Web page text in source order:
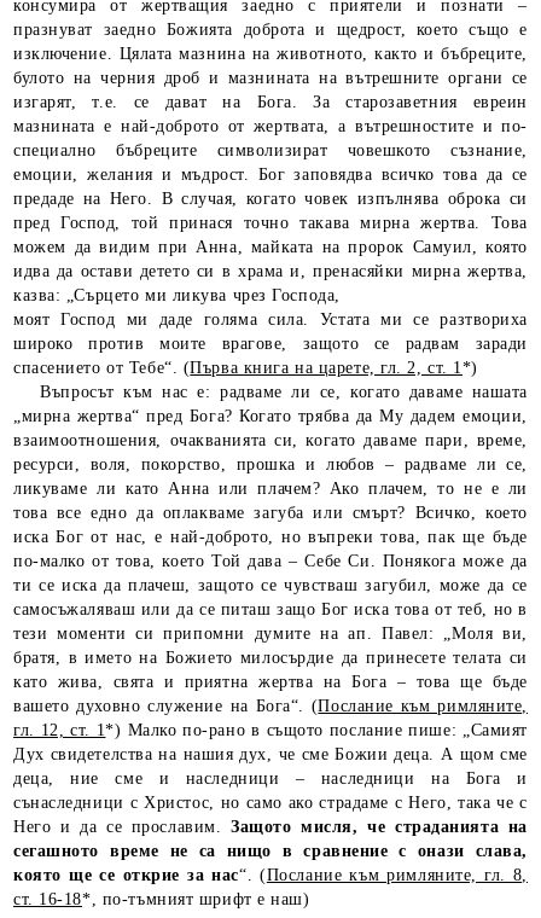
консумира от жертващия заедно с приятели и познати –
празнуват заедно Божията доброта и щедрост, което също е
изключение. Цялата мазнина на животното, както и бъбреците,
булото на черния дроб и мазнината на вътрешните органи се
изгарят, т.е. се дават на Бога. За старозаветния евреин
мазнината е най-доброто от жертвата, а вътрешностите и по-
специално бъбреците символизират човешкото съзнание,
емоции, желания и мъдрост. Бог заповядва всичко това да се
предаде на Него. В случая, когато човек изпълнява оброка си
пред Господ, той принася точно такава мирна жертва. Това
можем да видим при Анна, майката на пророк Самуил, която
идва да остави детето си в храма и, пренасяйки мирна жертва,
казва: „Сърцето ми ликува чрез Господа,
моят Господ ми даде голяма сила. Устата ми се разтвориха
широко против моите врагове, защото се радвам заради
спасението от Тебе“. (Първа книга на царете, гл. 2, ст. 1 *)
Въпросът към нас е: радваме ли се, когато даваме нашата
„мирна жертва“ пред Бога? Когато трябва да Му дадем емоции,
взаимоотношения, очакванията си, когато даваме пари, време,
ресурси, воля, покорство, прошка и любов – радваме ли се,
ликуваме ли като Анна или плачем? Ако плачем, то не е ли
това все едно да оплакваме загуба или смърт? Всичко, което
иска Бог от нас, е най-доброто, но въпреки това, пак ще бъде
по-малко от това, което Той дава – Себе Си. Понякога може да
ти се иска да плачеш, защото се чувстваш загубил, може да се
самосъжаляваш или да се питаш защо Бог иска това от теб, но в
тези моменти си припомни думите на ап. Павел: „Моля ви,
братя, в името на Божието милосърдие да принесете телата си
като жива, свята и приятна жертва на Бога – това ще бъде
вашето духовно служение на Бога“. (Послание към римляните,
гл. 12, ст. 1*) Малко по-рано в същото послание пише: „Самият
Дух свидетелства на нашия дух, че сме Божии деца. А щом сме
деца, ние сме и наследници – наследници на Бога и
сънаследници с Христос, но само ако страдаме с Него, така че с
Него и да се прославим.Защото мисля, че страданията на
сегашното време не са нищо в сравнение с онази слава,
която ще се открие за нас“. (Послание към римляните, гл. 8,
ст. 16-18*, по-тъмният шрифт е наш)